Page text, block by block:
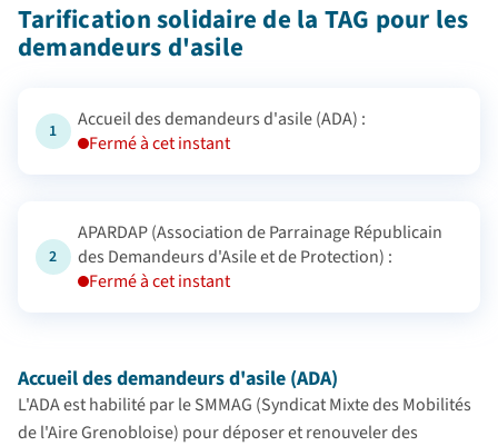
Tarification solidaire de la TAG pour les
demandeurs d'asile
1
Accueil des demandeurs d'asile (ADA) :
Fermé à cet instant
2
APARDAP (Association de Parrainage Républicain
des Demandeurs d'Asile et de Protection) :
Fermé à cet instant
Accueil des demandeurs d'asile (ADA)
L'ADA est habilité par le SMMAG (Syndicat Mixte des Mobilités
de l'Aire Grenobloise) pour déposer et renouveler des